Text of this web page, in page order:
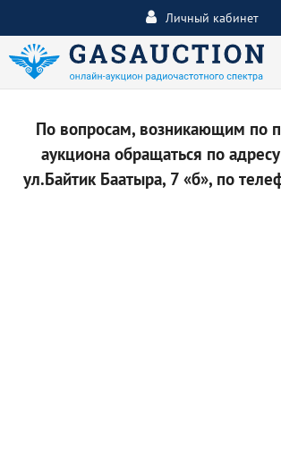
Личный кабинет
По вопросам, возникающим по
аукциона обращаться по
ул.Байтик Баатыра, 7 «б», по